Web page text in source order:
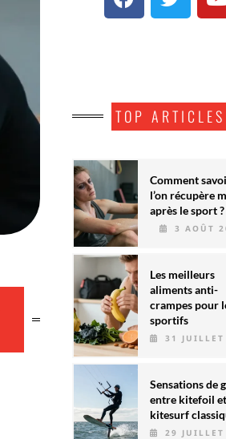
TOP ARTICLES
Comment
l’on récupère
après le sport ?
3 AOÛT
Les meilleurs
aliments anti-
crampes pour
sportifs
31
Sensations de
entre kitefoil et
kitesurf
29